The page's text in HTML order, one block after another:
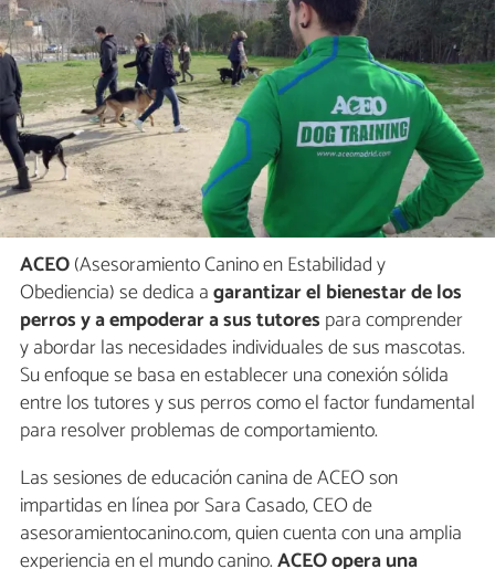
ACEO(Asesoramiento Canino en Estabilidad y
Obediencia) se dedica agarantizar el bienestar de los
perros y a empoderar a sus tutores para comprender
y abordar las necesidades individuales de sus mascotas.
Su enfoque se basa en establecer una conexión sólida
entre los tutores y sus perros como el factor fundamental
para resolver problemas de comportamiento.
Las sesiones de educación canina de ACEO son
impartidas en línea por Sara Casado, CEO de
asesoramientocanino.com, quien cuenta con una amplia
experiencia en el mundo canino.ACEO opera una